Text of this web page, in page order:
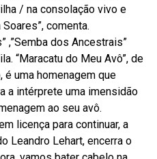
/ na consolação vivo e
comenta.
,”Semba dos Ancestrais”
“Maracatu do Meu Avô”, de
é uma homenagem que
a intérprete uma imensidão
ao seu avô.
licença para continuar, a
Leandro Lehart, encerra o